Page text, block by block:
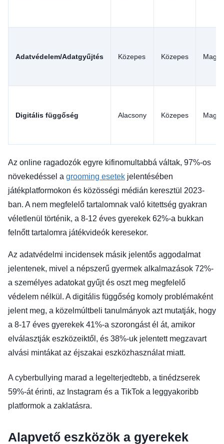
Adatvédelem/Adatgyűjtés Közepes Közepes Magas
Digitális függőség Alacsony Közepes Magas
Az online ragadozók egyre kifinomultabbá váltak, 97%-os
növekedéssel a grooming esetek jelentésében
játékplatformokon és közösségi médián keresztül 2023-
ban. A nem megfelelő tartalomnak való kitettség gyakran
véletlenül történik, a 8-12 éves gyerekek 62%-a bukkan
felnőtt tartalomra játékvideók keresekor.
Az adatvédelmi incidensek másik jelentős aggodalmat
jelentenek, mivel a népszerű gyermek alkalmazások 72%-
a személyes adatokat gyűjt és oszt meg megfelelő
védelem nélkül. A digitális függőség komoly problémaként
jelent meg, a közelmúltbeli tanulmányok azt mutatják, hogy
a 8-17 éves gyerekek 41%-a szorongást él át, amikor
elválasztják eszközeiktől, és 38%-uk jelentett megzavart
alvási mintákat az éjszakai eszközhasználat miatt.
A cyberbullying marad a legelterjedtebb, a tinédzserek
59%-át érinti, az Instagram és a TikTok a leggyakoribb
platformok a zaklatásra.
Alapvető eszközök a gyerekek